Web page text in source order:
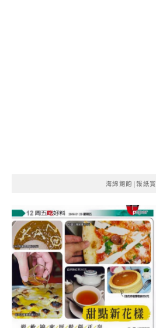
海綿飽飽|報紙賞